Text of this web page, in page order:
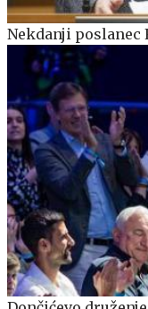
Nekdanji poslanec